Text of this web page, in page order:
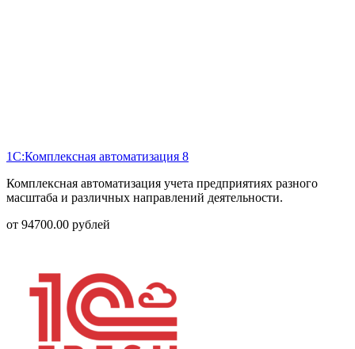
1С:Комплексная автоматизация 8
Комплексная автоматизация учета предприятиях разного
масштаба и различных направлений деятельности.
от 94700.00 рублей